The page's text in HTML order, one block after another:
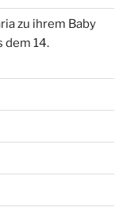
zu ihrem Baby
dem 14.